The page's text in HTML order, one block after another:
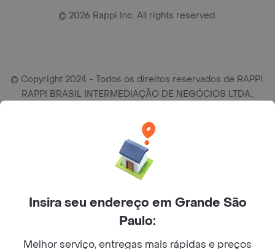
© 2026 Rappi Inc. All rights reserved.
© Copyright 2024 - Todos os direitos reservados de RAPPI.
RAPPI BRASIL INTERMEDIAÇÃO DE NEGÓCIOS LTDA.,
conj. 91, Lado A, Cerqueira Cesar, São Paulo/SP CEP. 01414-
905, CNPJ/MF n° 26.900.161/0001-25.
Insira seu endereço em Grande São
Paulo:
Melhor serviço, entregas mais rápidas e preços